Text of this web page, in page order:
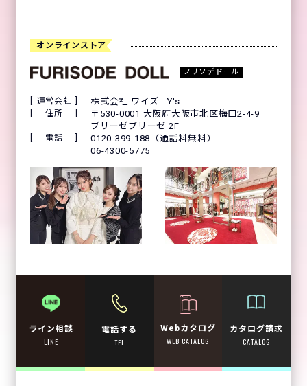
オンラインストア
フリソデドール
運営会社 株式会社 ワイズ - Y's -
住所
〒530-0001 大阪府大阪市北区梅田2-4-9
ブリーゼブリーゼ 2F
電話
0120-399-188（通話料無料）
06-4300-5775
ライン相談
LINE
電話する
TEL
Webカタログ
WEB CATALOG
カタログ請求
CATALOG